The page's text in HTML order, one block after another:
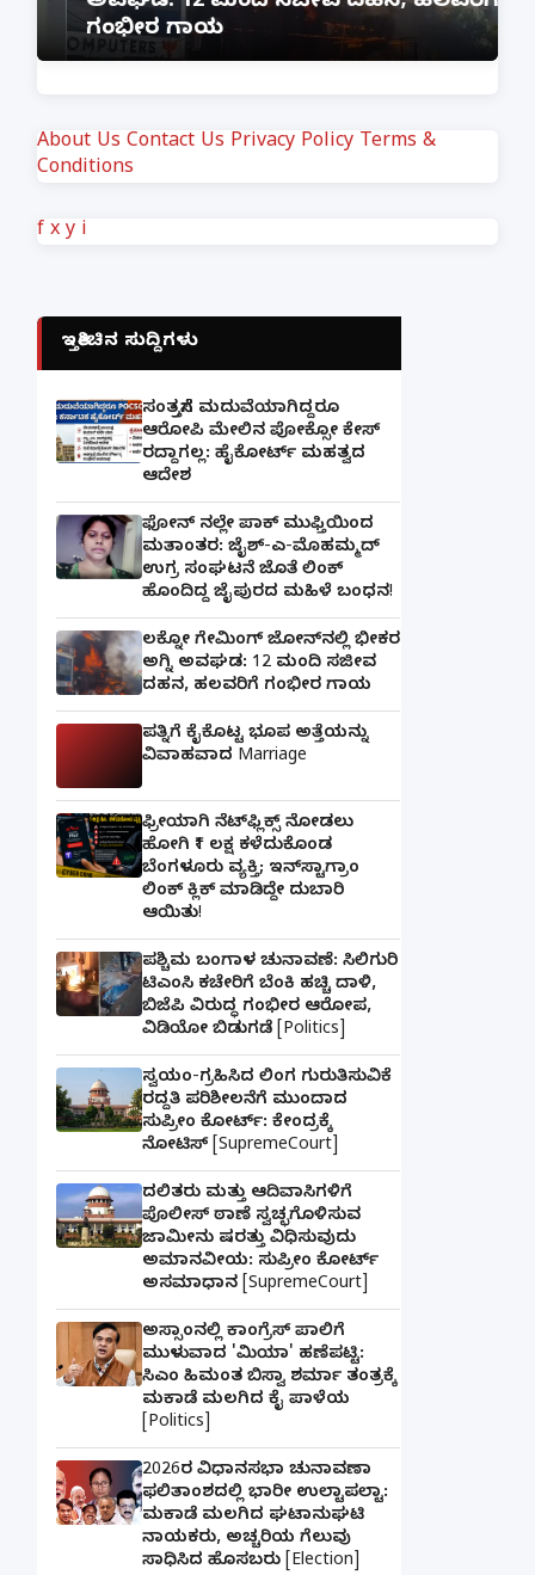
ಗಂಭೀರ ಗಾಯ
About Us Contact Us Privacy Policy Terms &
Conditions
f x y i
ಇತ್ತೀಚಿನ ಸುದ್ದಿಗಳು
ಸಂತ್ರಸ್ತೆಗೆ ಮದುವೆಯಾಗಿದ್ದರೂ
ಆರೋಪಿ ಮೇಲಿನ ಪೋಕ್ಸೋ ಕೇಸ್
ರದ್ದಾಗಲ್ಲ: ಹೈಕೋರ್ಟ್ ಮಹತ್ವದ
ಆದೇಶ
ಫೋನ್ ನಲ್ಲೇ ಪಾಕ್ ಮುಫ್ತಿಯಿಂದ
ಮತಾಂತರ: ಜೈಶ್-ಎ-ಮೊಹಮ್ಮದ್
ಉಗ್ರ ಸಂಘಟನೆ ಜೊತೆ ಲಿಂಕ್
ಹೊಂದಿದ್ದ ಜೈಪುರದ ಮಹಿಳೆ ಬಂಧನ!
ಲಕ್ನೋ ಗೇಮಿಂಗ್ ಜೋನ್‌ನಲ್ಲಿ ಭೀಕರ
ಅಗ್ನಿ ಅವಘಡ: 12 ಮಂದಿ ಸಜೀವ
ದಹನ, ಹಲವರಿಗೆ ಗಂಭೀರ ಗಾಯ
ಪತ್ನಿಗೆ ಕೈಕೊಟ್ಟ ಭೂಪ ಅತ್ತೆಯನ್ನು
ವಿವಾಹವಾದ Marriage
ಫ್ರೀಯಾಗಿ ನೆಟ್‌ಫ್ಲಿಕ್ಸ್ ನೋಡಲು
ಹೋಗಿ ₹1 ಲಕ್ಷ ಕಳೆದುಕೊಂಡ
ಬೆಂಗಳೂರು ವ್ಯಕ್ತಿ; ಇನ್‌ಸ್ಟಾಗ್ರಾಂ
ಲಿಂಕ್ ಕ್ಲಿಕ್ ಮಾಡಿದ್ದೇ ದುಬಾರಿ
ಆಯಿತು!
ಪಶ್ಚಿಮ ಬಂಗಾಳ ಚುನಾವಣೆ: ಸಿಲಿಗುರಿ
ಟಿಎಂಸಿ ಕಚೇರಿಗೆ ಬೆಂಕಿ ಹಚ್ಚಿ ದಾಳಿ,
ಬಿಜೆಪಿ ವಿರುದ್ಧ ಗಂಭೀರ ಆರೋಪ,
ವಿಡಿಯೋ ಬಿಡುಗಡೆ [Politics]
ಸ್ವಯಂ-ಗ್ರಹಿಸಿದ ಲಿಂಗ ಗುರುತಿಸುವಿಕೆ
ರದ್ದತಿ ಪರಿಶೀಲನೆಗೆ ಮುಂದಾದ
ಸುಪ್ರೀಂ ಕೋರ್ಟ್: ಕೇಂದ್ರಕ್ಕೆ
ನೋಟಿಸ್ [SupremeCourt]
ದಲಿತರು ಮತ್ತು ಆದಿವಾಸಿಗಳಿಗೆ
ಪೊಲೀಸ್ ಠಾಣೆ ಸ್ವಚ್ಛಗೊಳಿಸುವ
ಜಾಮೀನು ಷರತ್ತು ವಿಧಿಸುವುದು
ಅಮಾನವೀಯ: ಸುಪ್ರೀಂ ಕೋರ್ಟ್
ಅಸಮಾಧಾನ [SupremeCourt]
ಅಸ್ಸಾಂನಲ್ಲಿ ಕಾಂಗ್ರೆಸ್ ಪಾಲಿಗೆ
ಮುಳುವಾದ 'ಮಿಯಾ' ಹಣೆಪಟ್ಟಿ:
ಸಿಎಂ ಹಿಮಂತ ಬಿಸ್ವಾ ಶರ್ಮಾ ತಂತ್ರಕ್ಕೆ
ಮಕಾಡೆ ಮಲಗಿದ ಕೈ ಪಾಳೆಯ
[Politics]
2026ರ ವಿಧಾನಸಭಾ ಚುನಾವಣಾ
ಫಲಿತಾಂಶದಲ್ಲಿ ಭಾರೀ ಉಲ್ಟಾಪಲ್ಟಾ:
ಮಕಾಡೆ ಮಲಗಿದ ಘಟಾನುಘಟಿ
ನಾಯಕರು, ಅಚ್ಚರಿಯ ಗೆಲುವು
ಸಾಧಿಸಿದ ಹೊಸಬರು [Election]